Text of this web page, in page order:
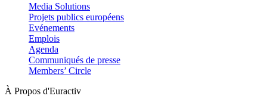
Media Solutions
Projets publics européens
Evénements
Emplois
Agenda
Communiqués de presse
Members’ Circle
À Propos d'Euractiv